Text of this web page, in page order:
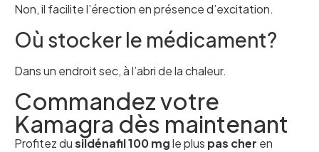
Non, il facilite l’érection en présence d’excitation.
Où stocker le médicament?
Dans un endroit sec, à l’abri de la chaleur.
Commandez votre
Kamagra dès maintenant
Profitez dusildénafil 100 mgle plus pas cher en